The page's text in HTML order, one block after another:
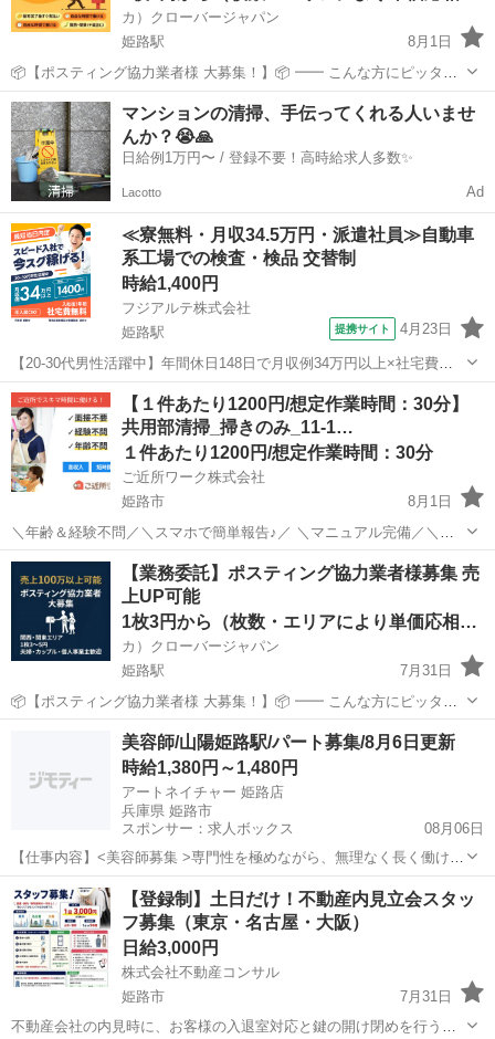
カ）クローバージャパン
姫路駅
8月1日
📦【ポスティング協力業者様 大募集！】📦 ━━ こんな方にピッタ
リ！ ・すでにポスティング業をされている方 ・副業・ダブルワークで
安定収入を得たい方 ・個人・法人どちらでもOK！ ━━ 弊社の特徴 ・
大手...
兵庫 姫路市 軽作業 業務委託
マンションの清掃、手伝ってくれる人いませ
んか？😭🙏
日給例1万円〜 / 登録不要！高時給求人多数✨
Lacotto Ad
≪寮無料・月収34.5万円・派遣社員≫自動車
系工場での検査・検品 交替制
時給1,400円
フジアルテ株式会社
姫路駅
提携サイト 4月23日
【20-30代男性活躍中】年間休日148日で月収例34万円以上×社宅費無
料/残業多めでしっかり稼げる！/電気自動車部品の機械オペレーター/
即赴任OK<<HJ-18135-03-JP>> 仕事概要・詳細 【仕事概要】 自動
車...
兵庫 姫路市 姫路駅 その他
【１件あたり1200円/想定作業時間：30分】
共用部清掃_掃きのみ_11-1…
１件あたり1200円/想定作業時間：30分
ご近所ワーク株式会社
姫路市
8月1日
＼年齢＆経験不問／＼スマホで簡単報告♪／ ＼マニュアル完備／＼ス
キマ時間のお小遣い稼ぎにぴったり／ ※業務委託なので履歴書不要で
す。 共用部清掃_掃きのみ_11-15世帯のお仕事です♪ 集合住宅（11～
15世帯）共用部清...
兵庫 姫路市 その他
【業務委託】ポスティング協力業者様募集 売
上UP可能
1枚3円から（枚数・エリアにより単価応相談）
カ）クローバージャパン
姫路駅
7月31日
📦【ポスティング協力業者様 大募集！】📦 ━━ こんな方にピッタ
リ！ ・すでにポスティング業をされている方 ・副業・ダブルワークで
安定収入を得たい方 ・個人・法人どちらでもOK！ ━━ 弊社の特徴 ・
姫路駅 軽作業 業務委託
美容師/山陽姫路駅/パート募集/8月6日更新
時給1,380円～1,480円
アートネイチャー 姫路店
兵庫県 姫路市
スポンサー：求人ボックス
08月06日
【仕事内容】<美容師募集 >専門性を極めながら、無理なく長く働け
る!カジュアル面談実施中 <募集職種> 美容師 <仕事内容> ・カット、
カラー等の美容師技術の提供 レディースサロン下記店舗で地毛メニュ
ーのみの働き方もあります。<ノ...
アルバイト・パート
【登録制】土日だけ！不動産内見立会スタッ
フ募集（東京・名古屋・大阪）
日給3,000円
株式会社不動産コンサル
姫路市
7月31日
不動産会社の内見時に、お客様の入退室対応と鍵の開け閉めを行うお